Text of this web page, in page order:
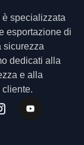
specializzata
esportazione di
sicurezza
dedicati alla
e alla